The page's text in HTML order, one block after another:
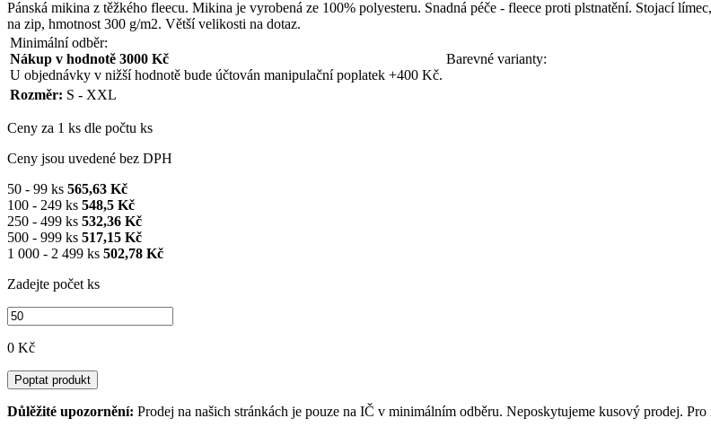
Pánská mikina z těžkého fleecu. Mikina je vyrobená ze 100% polyesteru. Snadná péče - fleece proti plstnatění. Stojací
na zip, hmotnost 300 g/m2. Větší velikosti na dotaz.
Minimální odběr:
Nákup v hodnotě 3000 Kč
U objednávky v nižší hodnotě bude účtován manipulační poplatek +400 Kč.
Barevné varianty:
Rozměr: S - XXL
Ceny za 1 ks dle počtu ks
Ceny jsou uvedené bez DPH
50 - 99 ks 565,63 Kč
100 - 249 ks 548,5 Kč
250 - 499 ks 532,36 Kč
500 - 999 ks 517,15 Kč
1 000 - 2 499 ks 502,78 Kč
Zadejte počet ks
0 Kč
Poptat produkt
Důlěžité upozornění: Prodej na našich stránkách je pouze na IČ v minimálním odběru. Neposkytujeme kusový prodej.